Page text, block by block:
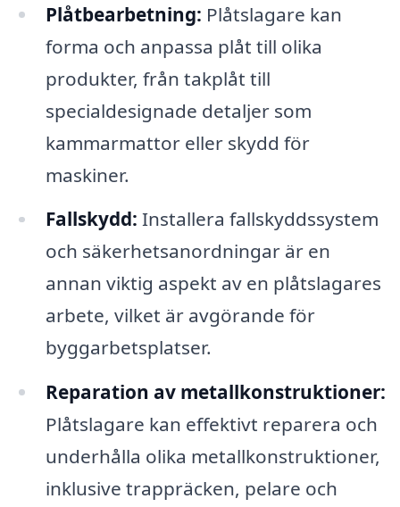
Plåtbearbetning: Plåtslagare kan
forma och anpassa plåt till olika
produkter, från takplåt till
specialdesignade detaljer som
kammarmattor eller skydd för
maskiner.
Fallskydd: Installera fallskyddssystem
och säkerhetsanordningar är en
annan viktig aspekt av en plåtslagares
arbete, vilket är avgörande för
byggarbetsplatser.
Reparation av metallkonstruktioner:
Plåtslagare kan effektivt reparera och
underhålla olika metallkonstruktioner,
inklusive trappräcken, pelare och